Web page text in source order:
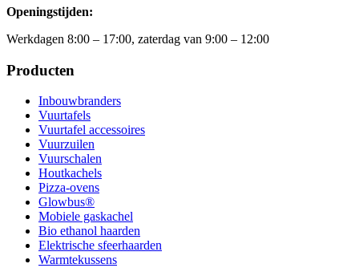
Openingstijden:
Werkdagen 8:00 – 17:00, zaterdag van 9:00 – 12:00
Producten
Inbouwbranders
Vuurtafels
Vuurtafel accessoires
Vuurzuilen
Vuurschalen
Houtkachels
Pizza-ovens
Glowbus®
Mobiele gaskachel
Bio ethanol haarden
Elektrische sfeerhaarden
Warmtekussens